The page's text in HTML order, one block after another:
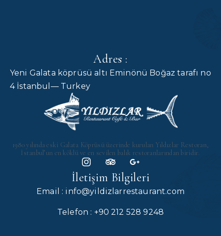
Adres :
Yeni Galata köprüsü altı Eminönü Boğaz tarafı no
4 İstanbul— Turkey
1980 yılında eski Galata Köprüsü üzerinde kurulan Yıldızlar Restoran,
İstanbul’un en köklü ve en sevilen balık restoranlarından biridir.
İletişim Bilgileri
Email : info@yildizlarrestaurant.com
Telefon : +90 212 528 9248